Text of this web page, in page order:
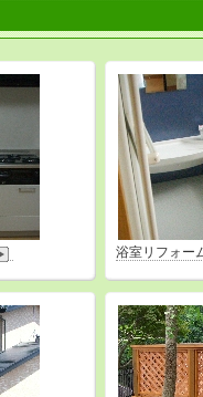
浴室リフォー